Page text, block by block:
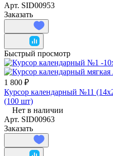
Арт. SID00953
Заказать
Быстрый просмотр
1 800 ₽
Курсор календарный №11
(100 шт)
Нет в наличии
Арт. SID00963
Заказать